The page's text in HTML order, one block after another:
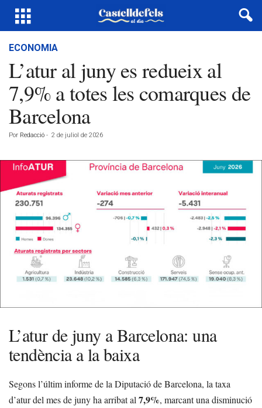
ECONOMIA
L’atur al juny es redueix al
7,9% a totes les comarques de
Barcelona
Por Redacció - 2 de juliol de 2026
L’atur de juny a Barcelona: una
tendència a la baixa
Segons l’últim informe de la Diputació de Barcelona, la taxa
d’atur del mes de juny ha arribat al 7,9%, marcant una disminució